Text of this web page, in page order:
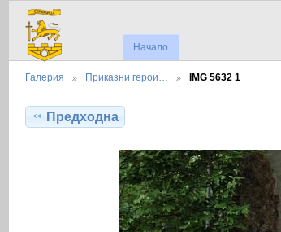
Начало
Галерия Приказни герои… IMG 5632 1
Предходна